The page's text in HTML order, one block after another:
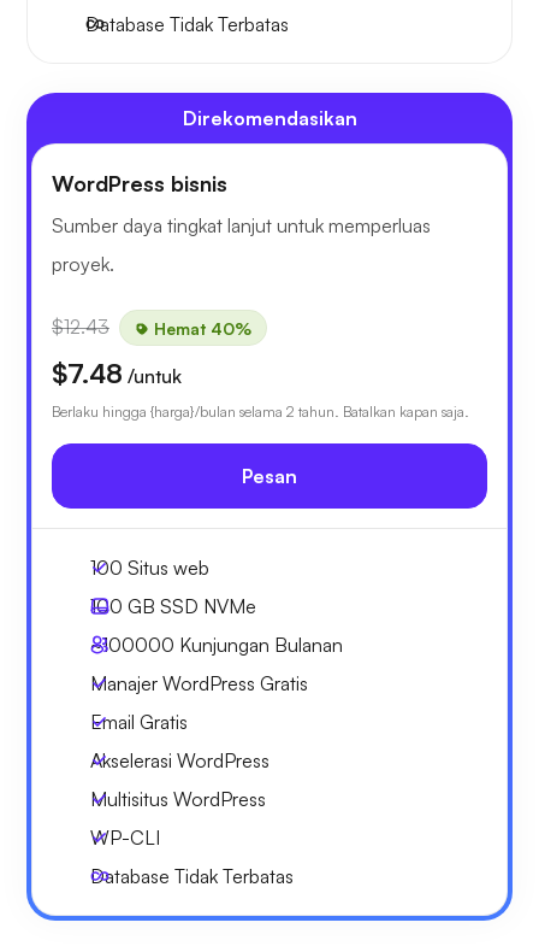
Database Tidak Terbatas
Direkomendasikan
WordPress bisnis
Sumber daya tingkat lanjut untuk memperluas
proyek.
$12.43 Hemat 40%
$7.48 /untuk
Berlaku hingga {harga}/bulan selama 2 tahun. Batalkan kapan saja.
Pesan
100 Situs web
100 GB SSD NVMe
~100000 Kunjungan Bulanan
Manajer WordPress Gratis
Email Gratis
Akselerasi WordPress
Multisitus WordPress
WP-CLI
Database Tidak Terbatas